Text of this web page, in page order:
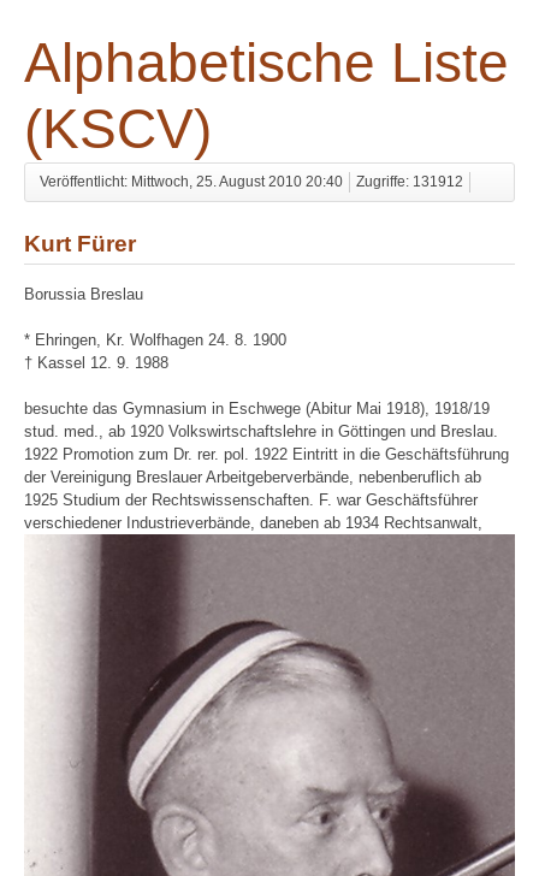
Alphabetische Liste
(KSCV)
Veröffentlicht: Mittwoch, 25. August 2010 20:40 Zugriffe: 131912
Kurt Fürer
Borussia Breslau
* Ehringen, Kr. Wolfhagen 24. 8. 1900
† Kassel 12. 9. 1988
besuchte das Gymnasium in Eschwege (Abitur Mai 1918), 1918/19
stud. med., ab 1920 Volkswirtschaftslehre in Göttingen und Breslau.
1922 Promotion zum Dr. rer. pol. 1922 Eintritt in die Geschäftsführung
der Vereinigung Breslauer Arbeitgeberverbände, nebenberuflich ab
1925 Studium der Rechtswissenschaften. F. war Geschäftsführer
verschiedener Industrieverbände, daneben ab 1934 Rechtsanwalt,